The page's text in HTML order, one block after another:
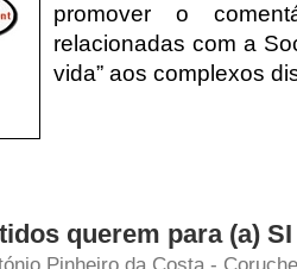
promover o
relacionadas com a
vida” aos complexos
querem para (a) SI
Pinheiro da Costa -